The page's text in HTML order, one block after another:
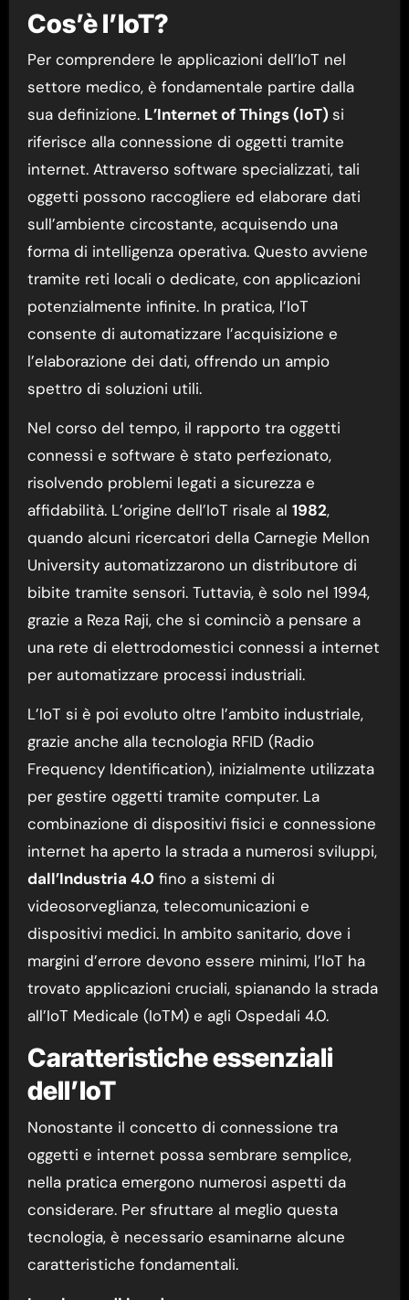
Cos’è l’IoT?
Per comprendere le applicazioni dell’IoT nel
settore medico, è fondamentale partire dalla
sua definizione. L’Internet of Things (IoT) si
riferisce alla connessione di oggetti tramite
internet. Attraverso software specializzati, tali
oggetti possono raccogliere ed elaborare dati
sull’ambiente circostante, acquisendo una
forma di intelligenza operativa. Questo avviene
tramite reti locali o dedicate, con applicazioni
potenzialmente infinite. In pratica, l’IoT
consente di automatizzare l’acquisizione e
l’elaborazione dei dati, offrendo un ampio
spettro di soluzioni utili.
Nel corso del tempo, il rapporto tra oggetti
connessi e software è stato perfezionato,
risolvendo problemi legati a sicurezza e
affidabilità. L’origine dell’IoT risale al 1982,
quando alcuni ricercatori della Carnegie Mellon
University automatizzarono un distributore di
bibite tramite sensori. Tuttavia, è solo nel 1994,
grazie a Reza Raji, che si cominciò a pensare a
una rete di elettrodomestici connessi a internet
per automatizzare processi industriali.
L’IoT si è poi evoluto oltre l’ambito industriale,
grazie anche alla tecnologia RFID (Radio
Frequency Identification), inizialmente utilizzata
per gestire oggetti tramite computer. La
combinazione di dispositivi fisici e connessione
internet ha aperto la strada a numerosi sviluppi,
dall’Industria 4.0fino a sistemi di
videosorveglianza, telecomunicazioni e
dispositivi medici. In ambito sanitario, dove i
margini d’errore devono essere minimi, l’IoT ha
trovato applicazioni cruciali, spianando la strada
all’IoT Medicale (IoTM) e agli Ospedali 4.0.
Caratteristiche essenziali
dell’IoT
Nonostante il concetto di connessione tra
oggetti e internet possa sembrare semplice,
nella pratica emergono numerosi aspetti da
considerare. Per sfruttare al meglio questa
tecnologia, è necessario esaminarne alcune
caratteristiche fondamentali.